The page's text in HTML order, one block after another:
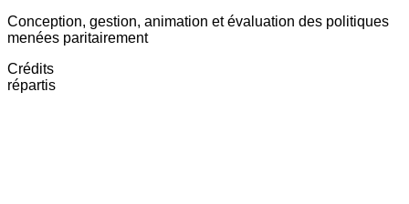
Conception, gestion, animation et évaluation des politiques
menées paritairement
Crédits
répartis